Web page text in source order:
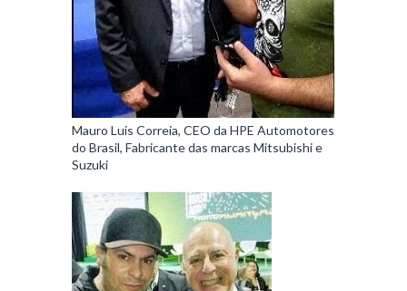
Mauro Luis Correia, CEO da HPE Automotores
do Brasil, Fabricante das marcas Mitsubishi e
Suzuki